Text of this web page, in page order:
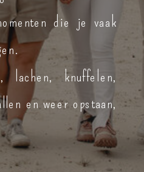
die je vaak
lachen, knuffelen,
en weer opstaan,